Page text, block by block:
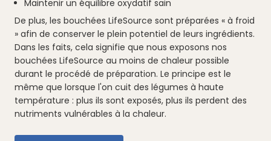
Maintenir un équilibre oxydatif sain
De plus, les bouchées LifeSource sont préparées « à froid
» afin de conserver le plein potentiel de leurs ingrédients.
Dans les faits, cela signifie que nous exposons nos
bouchées LifeSource au moins de chaleur possible
durant le procédé de préparation. Le principe est le
même que lorsque l'on cuit des légumes à haute
température : plus ils sont exposés, plus ils perdent des
nutriments vulnérables à la chaleur.